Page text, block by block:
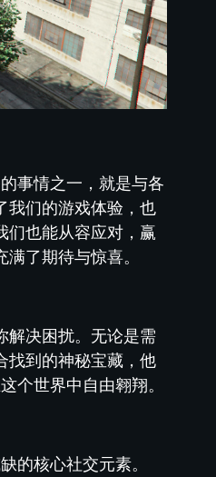
事情之一，就是与各
我们的游戏体验，也
们也能从容应对，赢
了期待与惊喜。
解决困扰。无论是需
找到的神秘宝藏，他
个世界中自由翱翔。
的核心社交元素。